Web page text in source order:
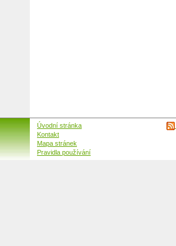
Úvodní stránka
Kontakt
Mapa stránek
Pravidla používání